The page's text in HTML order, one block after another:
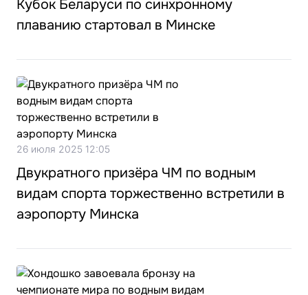
Кубок Беларуси по синхронному
плаванию стартовал в Минске
26 июля 2025 12:05
Двукратного призёра ЧМ по водным
видам спорта торжественно встретили в
аэропорту Минска